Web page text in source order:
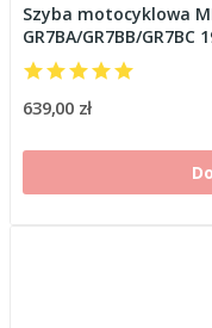
Szyba motocyklowa
GR7BA/GR7BB/
639,00 zł